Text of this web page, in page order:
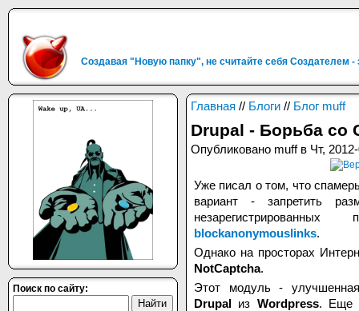
Создавая "Новую папку", не считайте себя Создателем
Главная // Блоги // Блог muff
Drupal - Борьба
Опубликовано muff в Чт,
Уже писал о том, что
вариант - запретить
blockanonymouslinks.
Однако на просторах
NotCaptcha.
Этот модуль -
Drupal из Wordpress. Еще
Поиск по сайту: